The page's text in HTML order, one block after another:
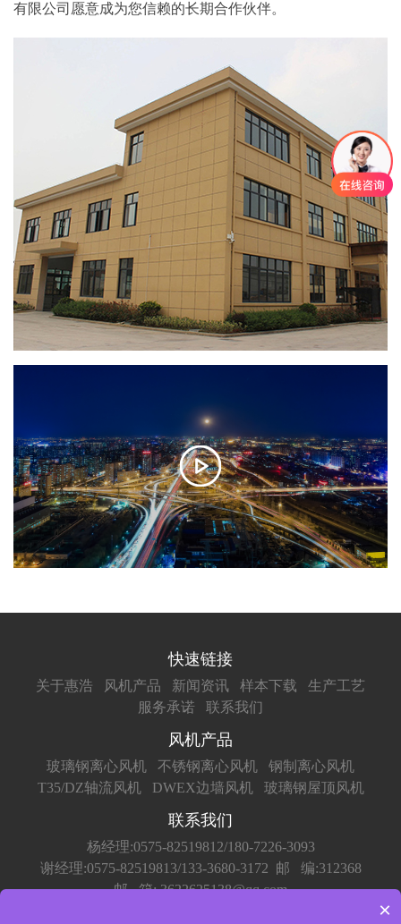
有限公司愿意成为您信赖的长期合作伙伴。
快速链接
关于惠浩 风机产品 新闻资讯 样本下载
生产工艺
服务承诺
联系我们
风机产品
玻璃钢离心风机 不锈钢离心风机
钢制离心风机
T35/DZ轴流风机
DWEX边墙风机 玻璃钢屋顶风机
联系我们
杨经理:0575-82519812/180-7226-3093
谢经理:0575-82519813/133-3680-3172 邮 编:312368
邮 箱: 3622625138@qq.com
×